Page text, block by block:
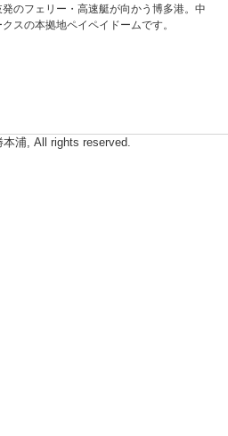
のフェリー・高速艇が向かう博多港。中
スの本拠地ペイペイドームです。
浦, All rights reserved.